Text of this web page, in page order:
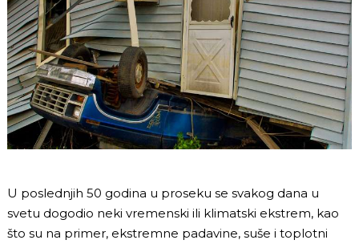
U poslednjih 50 godina u proseku se svakog dana u
svetu dogodio neki vremenski ili klimatski ekstrem, kao
što su na primer, ekstremne padavine, suše i toplotni